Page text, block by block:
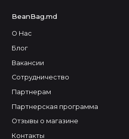
BeanBag.md
О Нас
Блог
Вакансии
Сотрудничество
Партнерам
Партнерская программа
Отзывы о магазине
Контакты